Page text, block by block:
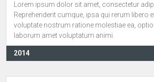
Lorem ipsum dolor sit amet, consectetur
Reprehenderit cumque, ipsa qui rerum libero
voluptate nostrum ratione molestiae ea,
laborum amet voluptatum animi.
2014